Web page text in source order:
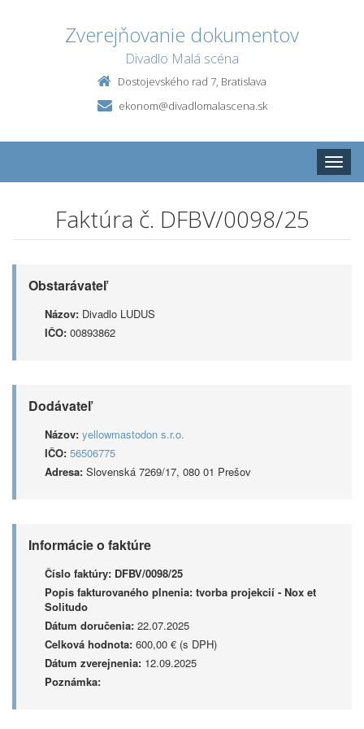
Zverejňovanie dokumentov
Divadlo Malá scéna
Dostojevského rad 7, Bratislava
ekonom@divadlomalascena.sk
Toggle
Faktúra č. DFBV/0098/25
Obstarávateľ
Názov: Divadlo LUDUS
IČO: 00893862
Dodávateľ
Názov: yellowmastodon s.r.o.
IČO: 56506775
Adresa: Slovenská 7269/17, 080 01 Prešov
Informácie o faktúre
Číslo faktúry: DFBV/0098/25
Popis fakturovaného plnenia: tvorba projekcií - Nox et
Solitudo
Dátum doručenia: 22.07.2025
Celková hodnota: 600,00 € (s DPH)
Dátum zverejnenia: 12.09.2025
Poznámka: